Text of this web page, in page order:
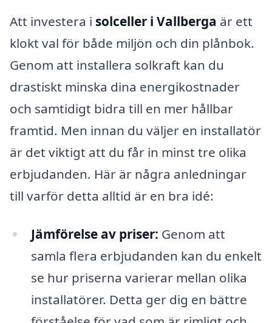
Att investera i solceller i Vallberga är ett
klokt val för både miljön och din plånbok.
Genom att installera solkraft kan du
drastiskt minska dina energikostnader
och samtidigt bidra till en mer hållbar
framtid. Men innan du väljer en installatör
är det viktigt att du får in minst tre olika
erbjudanden. Här är några anledningar
till varför detta alltid är en bra idé:
Jämförelse av priser: Genom att
samla flera erbjudanden kan du enkelt
se hur priserna varierar mellan olika
installatörer. Detta ger dig en bättre